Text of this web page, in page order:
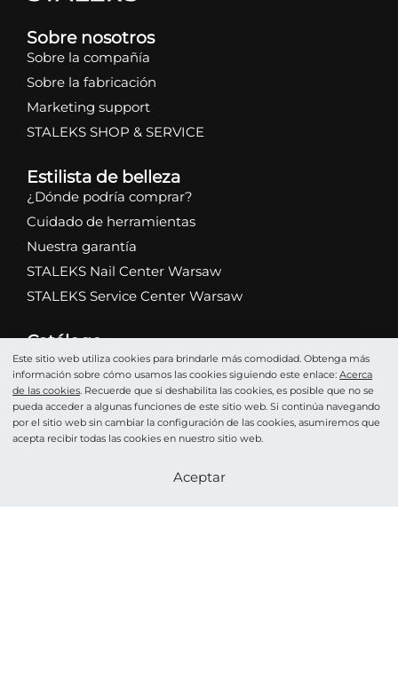
Sobre nosotros
Sobre la compañía
Sobre la fabricación
Marketing support
STALEKS SHOP & SERVICE
Estilista de belleza
¿Dónde podría comprar?
Cuidado de herramientas
Nuestra garantía
STALEKS Nail Center Warsaw
STALEKS Service Center Warsaw
Catálogo
Abrasivos
Tijeras
Alicates
Brocas para clavos
Convertirse en un socio
Este sitio web utiliza cookies para brindarle más comodidad. Obtenga más
información sobre cómo usamos las cookies siguiendo este enlace:Acerca
de las cookies. Recuerde que si deshabilita las cookies, es posible que no se
pueda acceder a algunas funciones de este sitio web. Si continúa navegando
por el sitio web sin cambiar la configuración de las cookies, asumiremos que
acepta recibir todas las cookies en nuestro sitio web.
Aceptar